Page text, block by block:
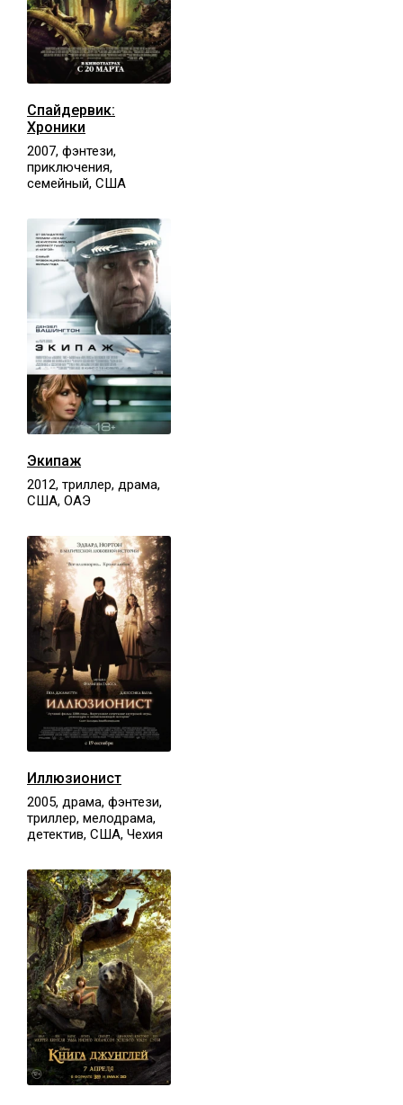
Спайдервик:
Хроники
2007, фэнтези,
приключения,
семейный, США
Экипаж
2012, триллер, драма,
США, ОАЭ
Иллюзионист
2005, драма, фэнтези,
триллер, мелодрама,
детектив, США, Чехия